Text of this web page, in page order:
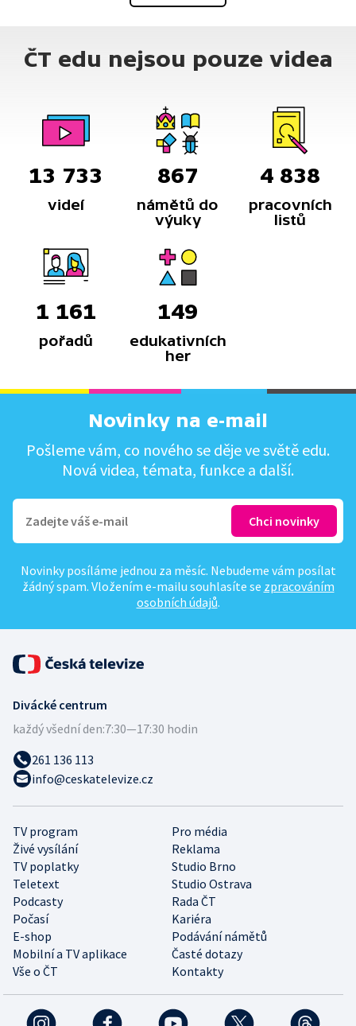
ČT edu nejsou pouze videa
13 733
videí
867
námětů do
výuky
4 838
pracovních
listů
1 161
pořadů
149
edukativních
her
Novinky na e-mail
Pošleme vám, co nového se děje ve světě edu.
Nová videa, témata, funkce a další.
Novinky posíláme jednou za měsíc. Nebudeme vám posílat
žádný spam. Vložením e-mailu souhlasíte se zpracováním
osobních údajů.